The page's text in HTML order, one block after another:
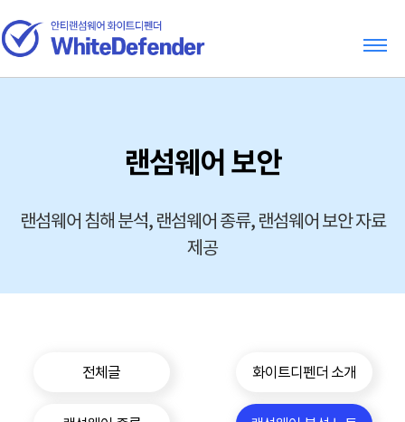
랜섬웨어 보안
랜섬웨어 침해 분석, 랜섬웨어 종류, 랜섬웨어 보안 자료
제공
전체글 화이트디펜더 소개